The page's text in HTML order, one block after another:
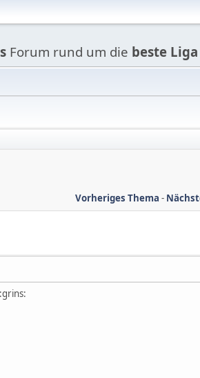
Forum rund um die beste Liga
Vorheriges Thema -